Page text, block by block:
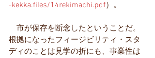
-kekka.files/14rekimachi.pdf）。
市が保存を断念したということだ。
根拠になったフィージビリティ・スタ
ディのことは見学の折にも、事業性は